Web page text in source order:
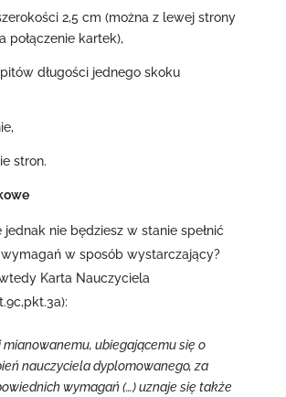
2,5 cm (można z lewej strony
połączenie kartek),
długości jednego skoku
stron.
jednak nie będziesz w stanie spełnić
w sposób wystarczający?
Karta Nauczyciela
ubiegającemu się o
nauczyciela dyplomowanego, za
wymagań (…) uznaje się także